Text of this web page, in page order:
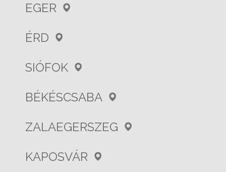
EGER
ÉRD
SIÓFOK
BÉKÉSCSABA
ZALAEGERSZEG
KAPOSVÁR